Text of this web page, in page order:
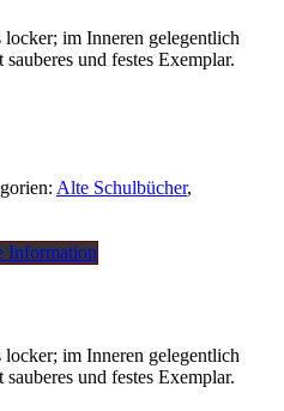
im Inneren gelegentlich
und festes Exemplar.
Alte Schulbücher,
Information
im Inneren gelegentlich
und festes Exemplar.